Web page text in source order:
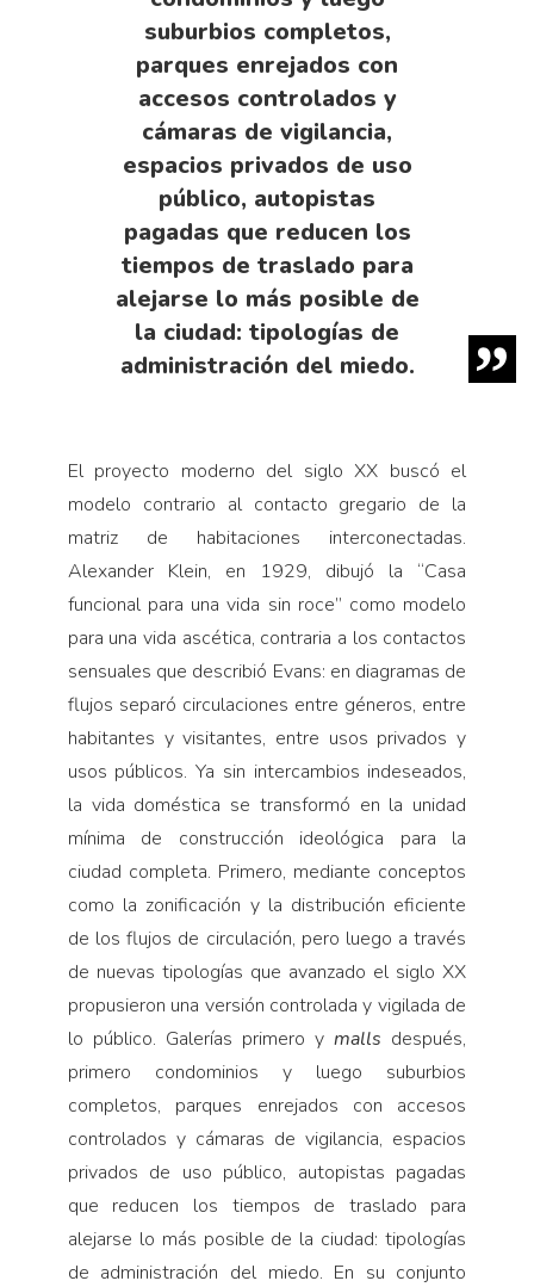
suburbios completos,
parques enrejados con
accesos controlados y
cámaras de vigilancia,
espacios privados de uso
público, autopistas
pagadas que reducen los
tiempos de traslado para
alejarse lo más posible de
la ciudad: tipologías de
administración del miedo.
El proyecto moderno del siglo XX buscó el
modelo contrario al contacto gregario de la
matriz de habitaciones interconectadas.
Alexander Klein, en 1929, dibujó la “Casa
funcional para una vida sin roce” como modelo
para una vida ascética, contraria a los contactos
sensuales que describió Evans: en diagramas de
flujos separó circulaciones entre géneros, entre
habitantes y visitantes, entre usos privados y
usos públicos. Ya sin intercambios indeseados,
la vida doméstica se transformó en la unidad
mínima de construcción ideológica para la
ciudad completa. Primero, mediante conceptos
como la zonificación y la distribución eficiente
de los flujos de circulación, pero luego a través
de nuevas tipologías que avanzado el siglo XX
propusieron una versión controlada y vigilada de
lo público. Galerías primero ymalls después,
primero condominios y luego suburbios
completos, parques enrejados con accesos
controlados y cámaras de vigilancia, espacios
privados de uso público, autopistas pagadas
que reducen los tiempos de traslado para
alejarse lo más posible de la ciudad: tipologías
de administración del miedo. En su conjunto